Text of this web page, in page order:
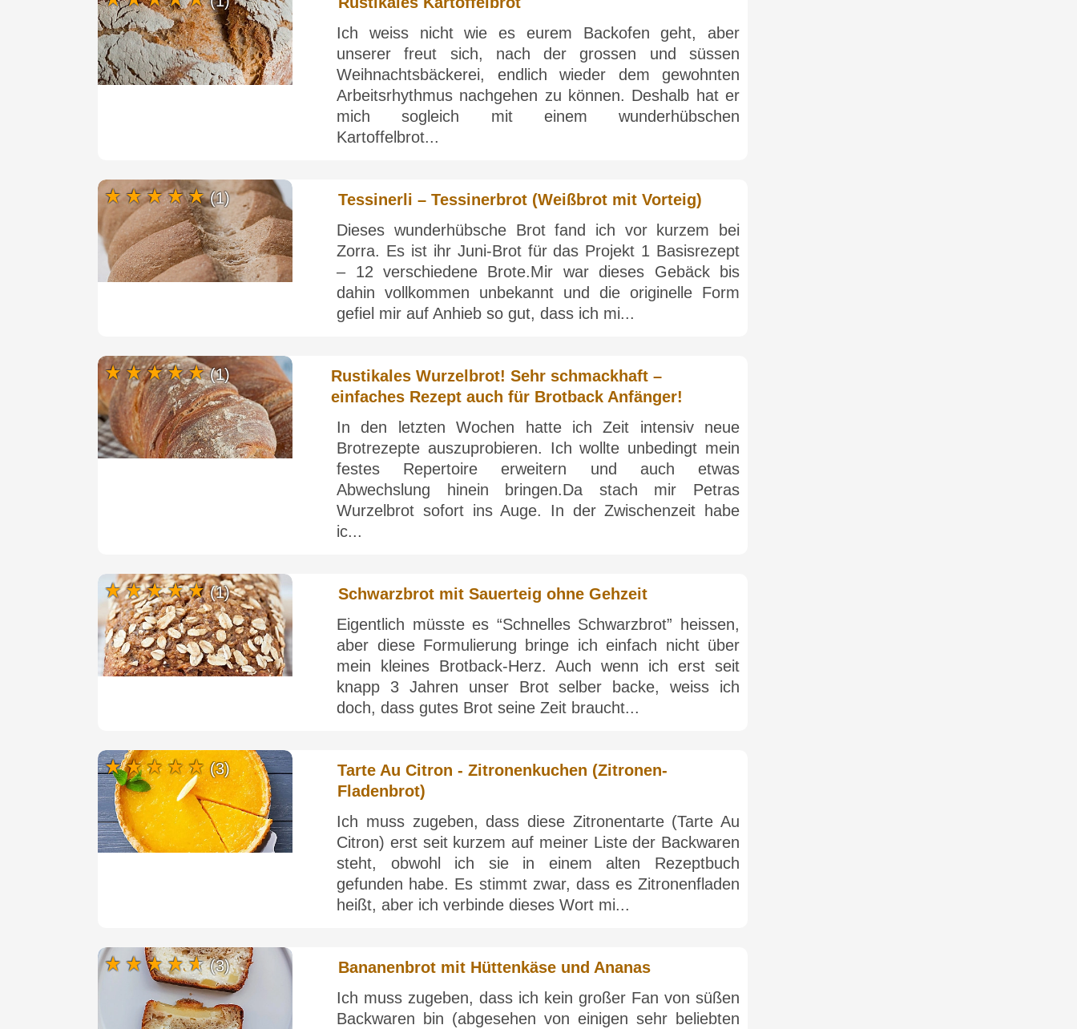
Ich weiss nicht wie es eurem Backofen geht, aber
unserer freut sich, nach der grossen und süssen
Weihnachtsbäckerei, endlich wieder dem gewohnten
Arbeitsrhythmus nachgehen zu können. Deshalb hat er
mich sogleich mit einem wunderhübschen
Kartoffelbrot...
Tessinerli – Tessinerbrot (Weißbrot mit Vorteig)
Dieses wunderhübsche Brot fand ich vor kurzem bei
Zorra. Es ist ihr Juni-Brot für das Projekt 1 Basisrezept
– 12 verschiedene Brote.Mir war dieses Gebäck bis
dahin vollkommen unbekannt und die originelle Form
gefiel mir auf Anhieb so gut, dass ich mi...
(1)
Rustikales Wurzelbrot! Sehr schmackhaft –
einfaches Rezept auch für Brotback Anfänger!
In den letzten Wochen hatte ich Zeit intensiv neue
Brotrezepte auszuprobieren. Ich wollte unbedingt mein
festes Repertoire erweitern und auch etwas
Abwechslung hinein bringen.Da stach mir Petras
Wurzelbrot sofort ins Auge. In der Zwischenzeit habe
ic...
(1)
Schwarzbrot mit Sauerteig ohne Gehzeit
Eigentlich müsste es “Schnelles Schwarzbrot” heissen,
aber diese Formulierung bringe ich einfach nicht über
mein kleines Brotback-Herz. Auch wenn ich erst seit
knapp 3 Jahren unser Brot selber backe, weiss ich
doch, dass gutes Brot seine Zeit braucht...
(1)
Tarte Au Citron - Zitronenkuchen (Zitronen-
Fladenbrot)
Ich muss zugeben, dass diese Zitronentarte (Tarte Au
Citron) erst seit kurzem auf meiner Liste der Backwaren
steht, obwohl ich sie in einem alten Rezeptbuch
gefunden habe. Es stimmt zwar, dass es Zitronenfladen
heißt, aber ich verbinde dieses Wort mi...
(3)
Bananenbrot mit Hüttenkäse und Ananas
Ich muss zugeben, dass ich kein großer Fan von süßen
Backwaren bin (abgesehen von einigen sehr beliebten
(3)